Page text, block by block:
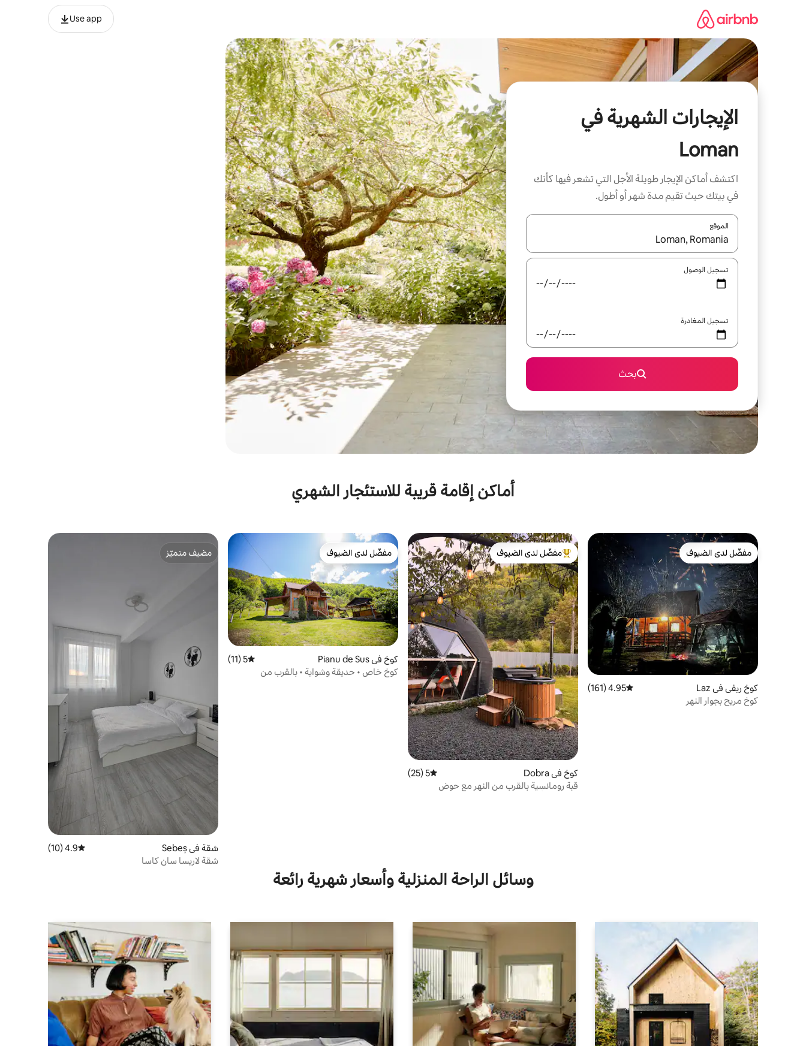
Use app
الإيجارات الشهرية في
Loman
اكتشف أماكن الإيجار طويلة الأجل التي تشعر فيها كأنك
في بيتك حيث تقيم مدة شهر أو أطول.
الموقع
عند توفر النتائج، انتقل باستخدام السهمين لأعلى ولأسفل أو استكشف عن طريق اللمس أو السحب.
تسجيل الوصول
تسجيل المغادرة
بحث
أماكن إقامة قريبة للاستئجار الشهري
مفضّل لدى الضيوف
مفضّل لدى الضيوف
كوخ ريفي في Laz متوسط التقييم 4.95 من 5، 161 مراجعات
4.95 (161)
كوخ مريح بجوار النهر
من أبرز البيوت المفضّلة لدى الضيوف
مفضّل لدى الضيوف
كوخ في Dobra متوسط التقييم 5 من 5، 25 مراجعات
5 (25)
قبة رومانسية بالقرب من النهر مع حوض
مفضّل لدى الضيوف
مفضّل لدى الضيوف
كوخ في Pianu de Sus متوسط التقييم 5 من 5، 11 مراجعات
5 (11)
كوخ خاص • حديقة وشواية • بالقرب من
مضيف متميّز
مضيف متميّز
شقة في Sebeș متوسط التقييم 4.9 من 5، 10 مراجعات
4.9 (10)
شقة لاريسا سان كاسا
وسائل الراحة المنزلية وأسعار شهرية رائعة